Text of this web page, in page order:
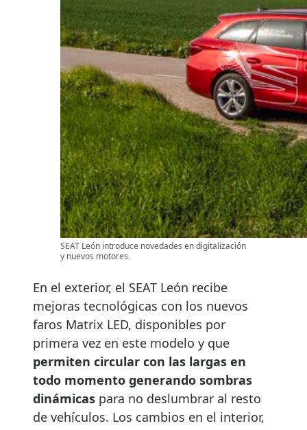
SEAT León introduce novedades en digitalización
y nuevos motores.
En el exterior, el SEAT León recibe
mejoras tecnológicas con los nuevos
faros Matrix LED, disponibles por
primera vez en este modelo y que
permiten circular con las largas en
todo momento generando sombras
dinámicas para no deslumbrar al resto
de vehículos. Los cambios en el interior,